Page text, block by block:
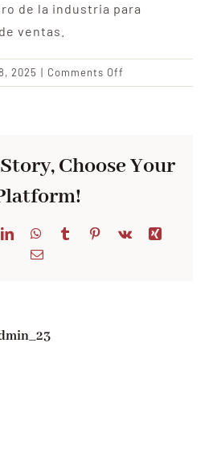
de la industria para
ventas.
2025 | Comments Off
5
Choose Your
LinkedInWhatsApp
TumblrPinterest
Vk
Email